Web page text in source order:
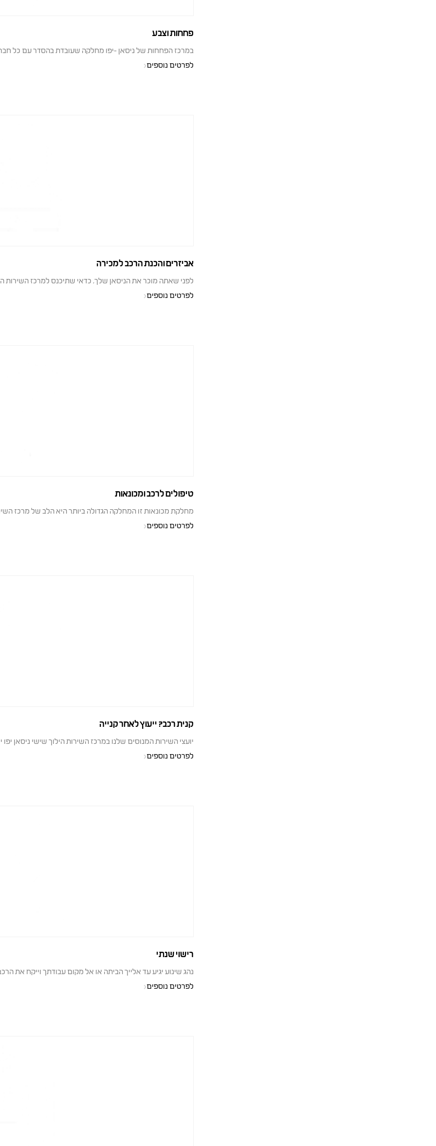
פחחות וצבע
במרכז הפחחות של ניסאן -יפו מחלקה שעובדת בהסדר עם כל
לפרטים נוספים
אביזרים והכנת הרכב למכירה
לפני שאתה מוכר את הניסאן שלך, כדאי שתיכנס למרכז השירות
לפרטים נוספים
טיפולים לרכב ומכונאות
מחלקת מכונאות זו המחלקה הגדולה ביותר היא הלב של מרכז
לפרטים נוספים
קנית רכב? ייעוץ לאחר קנייה
יועצי השירות המנוסים שלנו במרכז השירות הילוך שישי ניסאן
לפרטים נוספים
רישוי שנתי
נהג שינוע יגיע עד אלייך הביתה או אל מקום עבודתך וייקח את
לפרטים נוספים